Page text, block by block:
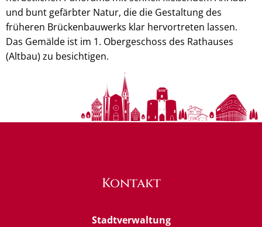
und bunt gefärbter Natur, die die Gestaltung des
früheren Brückenbauwerks klar hervortreten lassen.
Das Gemälde ist im 1. Obergeschoss des Rathauses
(Altbau) zu besichtigen.
Kontakt
Stadtverwaltung